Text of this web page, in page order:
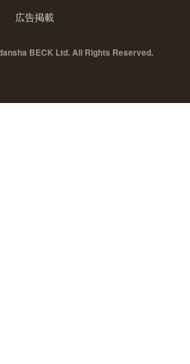
広告掲載
BECK Ltd. All Rights Reserved.